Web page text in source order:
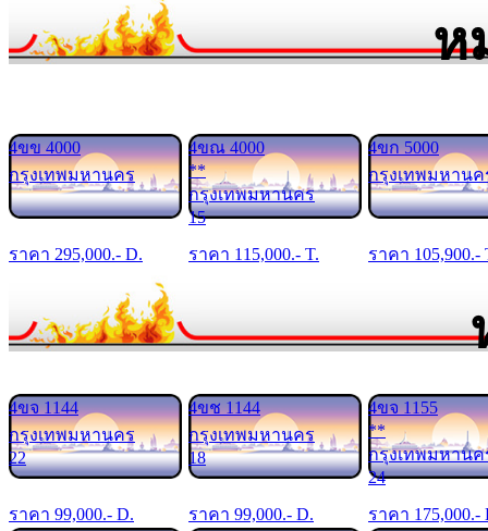
ห
4ขข 4000
กรุงเทพมหานคร
ราคา 295,000.- D.
4ขณ 4000
**
กรุงเทพมหานคร
15
ราคา 115,000.- T.
4ขก 5000
กรุงเทพมหานค
ราคา 105,900.-
4ขจ 1144
กรุงเทพมหานคร
22
ราคา 99,000.- D.
4ขช 1144
กรุงเทพมหานคร
18
ราคา 99,000.- D.
4ขจ 1155
**
กรุงเทพมหานค
24
ราคา 175,000.-